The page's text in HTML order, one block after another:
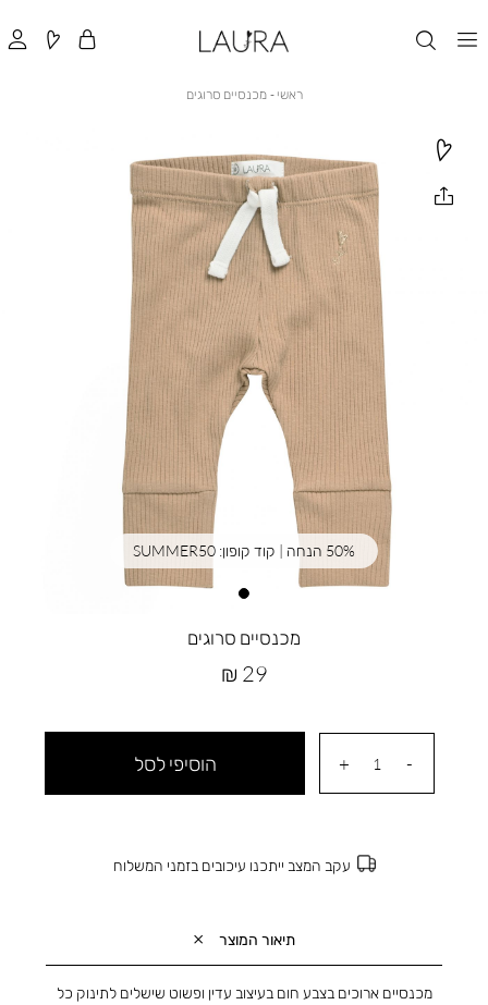
ראשי ראשי
מכנסיים סרוגים
מכנסיים סרוגים
מחיר
29 ₪
הוסיפי לסל
עקב המצב ייתכנו עיכובים בזמני המשלוח
תיאור המוצר
מכנסיים ארוכים בצבע חום בעיצוב עדין ופשוט שישלים לתינוק כל
50% הנחה | קוד קופון: SUMMER50